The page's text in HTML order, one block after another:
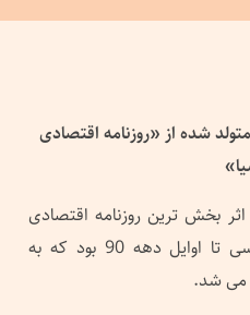
شده از «روزنامه اقتصادی
اثر بخش ترین روزنامه اقتصادی
کشور در اواسط دهه 70 شمسی تا اوایل دهه 90 بود که به
می شد.